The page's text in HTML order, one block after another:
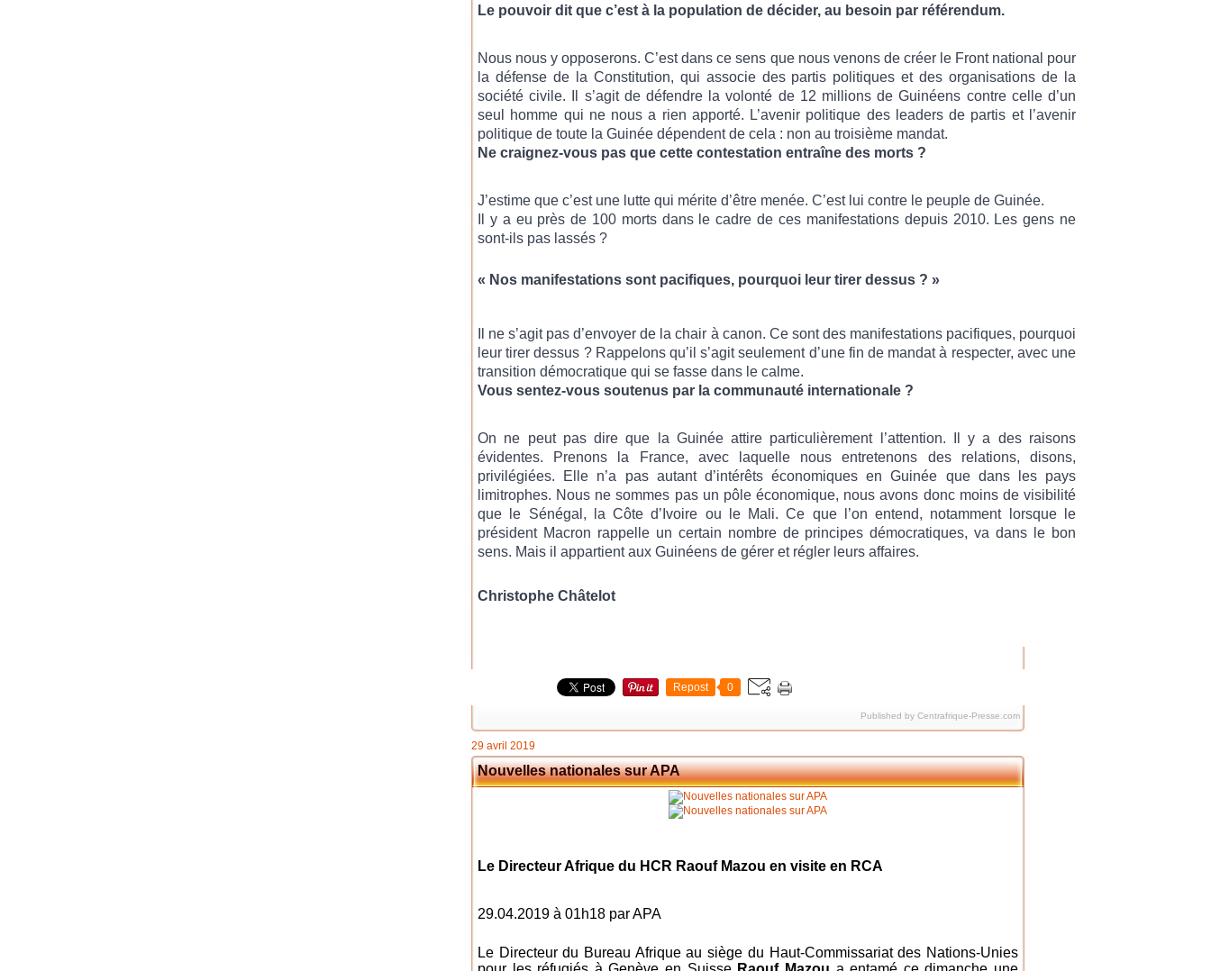
Le pouvoir dit que c’est à la population de décider, au besoin par référendum.
Nous nous y opposerons. C’est dans ce sens que nous venons de créer le Front national pour
la défense de la Constitution, qui associe des partis politiques et des organisations de la
société civile. Il s’agit de défendre la volonté de 12 millions de Guinéens contre celle d’un
seul homme qui ne nous a rien apporté. L’avenir politique des leaders de partis et l’avenir
politique de toute la Guinée dépendent de cela : non au troisième mandat.
Ne craignez-vous pas que cette contestation entraîne des morts ?
J’estime que c’est une lutte qui mérite d’être menée. C’est lui contre le peuple de Guinée.
Il y a eu près de 100 morts dans le cadre de ces manifestations depuis 2010. Les gens ne
sont-ils pas lassés ?
« Nos manifestations sont pacifiques, pourquoi leur tirer dessus ? »
Il ne s’agit pas d’envoyer de la chair à canon. Ce sont des manifestations pacifiques, pourquoi
leur tirer dessus ? Rappelons qu’il s’agit seulement d’une fin de mandat à respecter, avec une
transition démocratique qui se fasse dans le calme.
Vous sentez-vous soutenus par la communauté internationale ?
On ne peut pas dire que la Guinée attire particulièrement l’attention. Il y a des raisons
évidentes. Prenons la France, avec laquelle nous entretenons des relations, disons,
privilégiées. Elle n’a pas autant d’intérêts économiques en Guinée que dans les pays
limitrophes. Nous ne sommes pas un pôle économique, nous avons donc moins de visibilité
que le Sénégal, la Côte d’Ivoire ou le Mali. Ce que l’on entend, notamment lorsque le
président Macron rappelle un certain nombre de principes démocratiques, va dans le bon
sens. Mais il appartient aux Guinéens de gérer et régler leurs affaires.
Christophe Châtelot
Repost 0
Published by Centrafrique-Presse.com
29 avril 2019
Nouvelles nationales sur APA
Le Directeur Afrique du HCR Raouf Mazou en visite en RCA
29.04.2019 à 01h18 par APA
Le Directeur du Bureau Afrique au siège du Haut-Commissariat des Nations-Unies